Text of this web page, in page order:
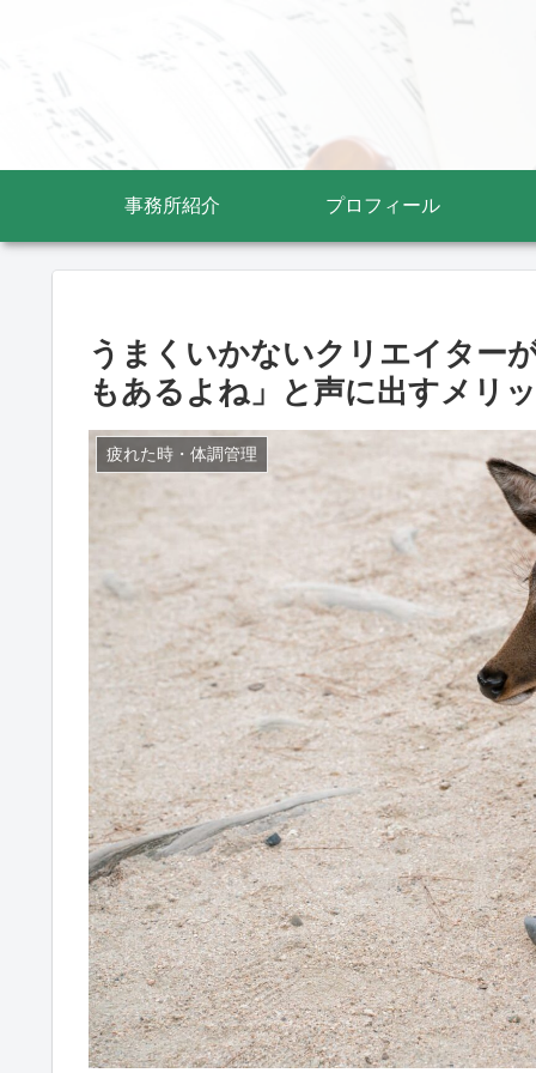
事務所紹介 プロフィール
うまくいかないクリエイター
もあるよね」と声に出すメリ
疲れた時・体調管理